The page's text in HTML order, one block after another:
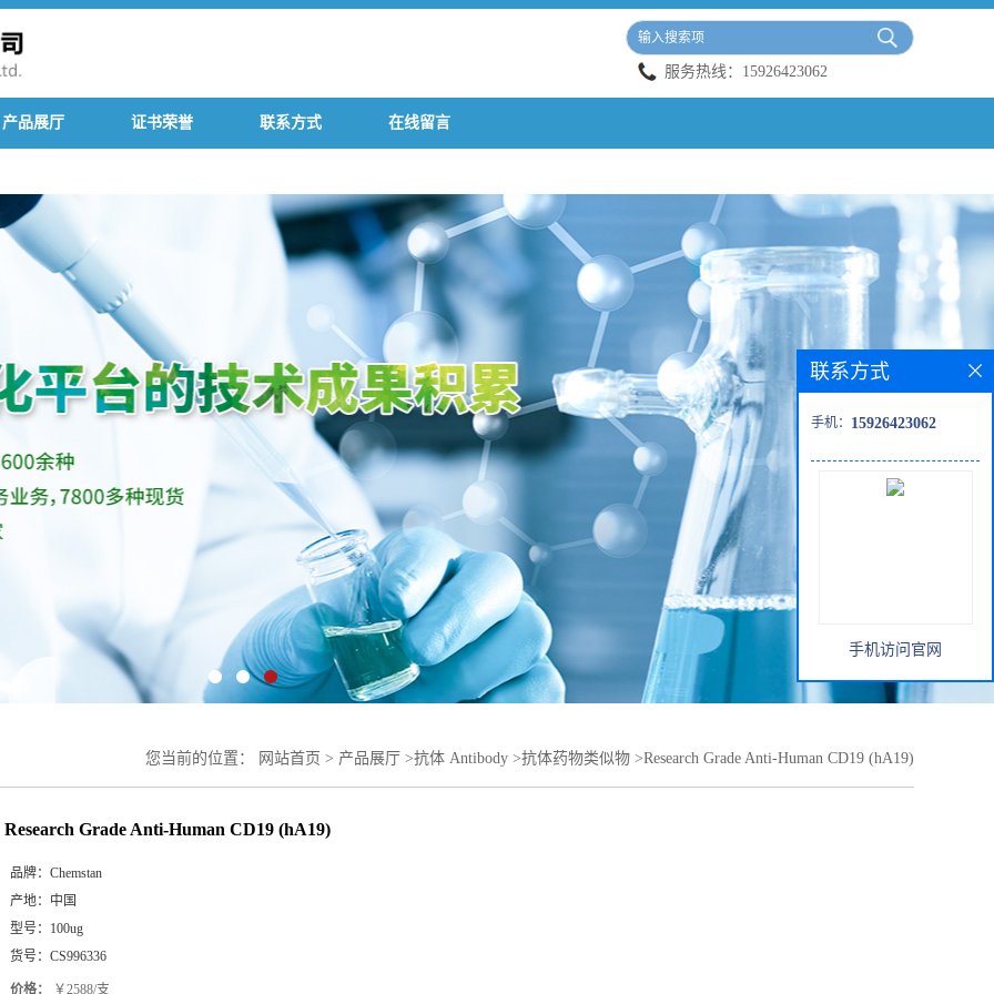
服务热线： 15926423062
产品展厅 证书荣誉 联系方式 在线留言
您当前的位置： 网站首页 > 产品展厅 >抗体 Antibody >抗体药物类似物 >Research Grade Anti-Human CD19 (hA19)
Research Grade Anti-Human CD19 (hA19)
品牌： Chemstan
产地： 中国
型号： 100ug
货号： CS996336
价格： ￥2588/支
联系方式
手机： 15926423062
手机访问官网